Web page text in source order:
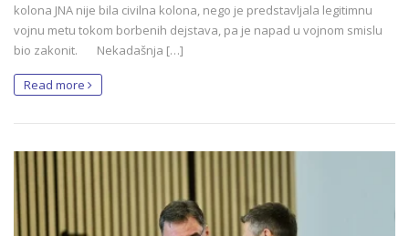
kolona JNA nije bila civilna kolona, nego je predstavljala legitimnu
vojnu metu tokom borbenih dejstava, pa je napad u vojnom smislu
bio zakonit. Nekadašnja […]
Read more